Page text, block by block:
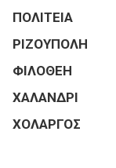
ΠΟΛΙΤΕΙΑ
ΡΙΖΟΥΠΟΛΗ
ΦΙΛΟΘΕΗ
ΧΑΛΑΝΔΡΙ
ΧΟΛΑΡΓΟΣ